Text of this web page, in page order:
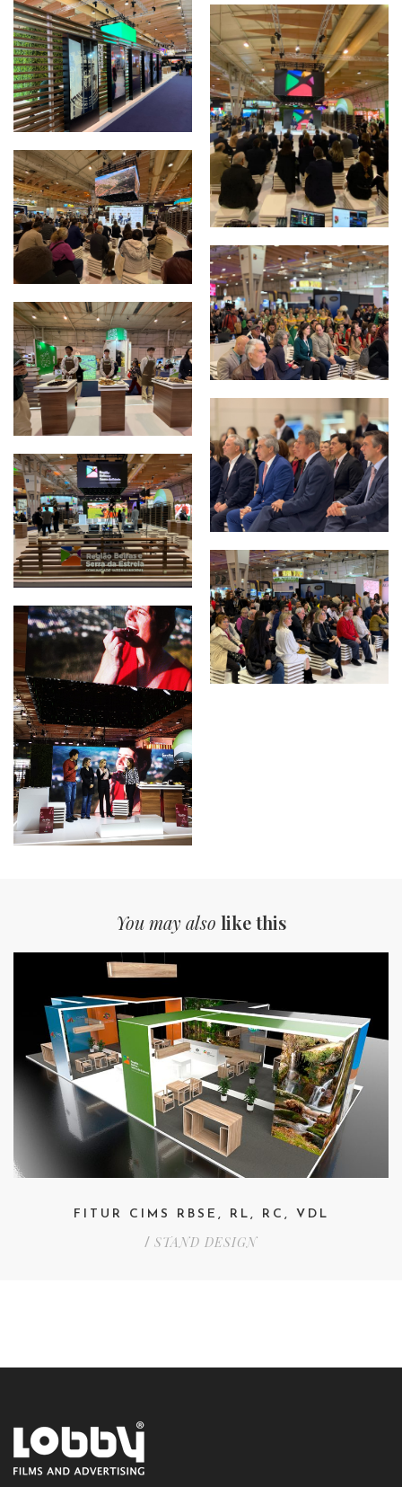
You may also like this
FITUR CIMS RBSE, RL, RC, VDL
/ STAND DESIGN